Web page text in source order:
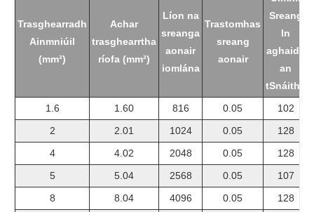
Trasghearradh
Ainmniúil
(mm²)
Achar
trasghearrtha
ríofa (mm²)
Líon na
sreanga
aonair
iomlána
Trastomhas
sreang
aonair
Sreang
In
aghaidh
an
tSnáithe
1.6 1.60 816 0.05
102
2
2.01 1024 0.05
128
4
4.02 2048 0.05
128
5
5.04 2568 0.05
107
8
8.04 4096 0.05
128